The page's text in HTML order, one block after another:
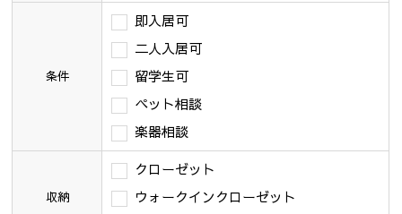
条件
即入居可
二人入居可
留学生可
ペット相談
楽器相談
収納
クローゼット
ウォークインクローゼット